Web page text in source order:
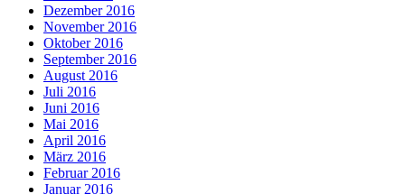
Dezember 2016
November 2016
Oktober 2016
September 2016
August 2016
Juli 2016
Juni 2016
Mai 2016
April 2016
März 2016
Februar 2016
Januar 2016